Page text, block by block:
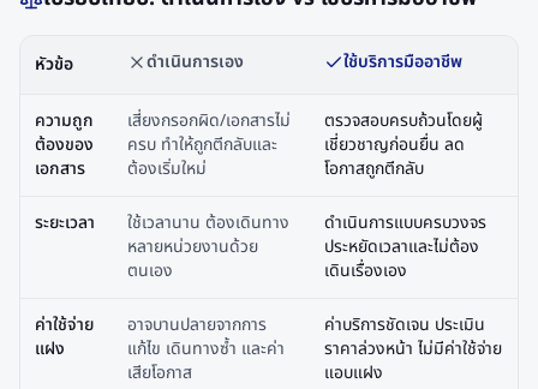
หัวข้อ ดำเนินการเอง ใช้บริการมืออาชีพ
ความถูก
ต้องของ
เอกสาร
เสี่ยงกรอกผิด/เอกสารไม่
ครบ ทำให้ถูกตีกลับและ
ต้องเริ่มใหม่
ตรวจสอบครบถ้วนโดยผู้
เชี่ยวชาญก่อนยื่น ลด
โอกาสถูกตีกลับ
ระยะเวลา
ใช้เวลานาน ต้องเดินทาง
หลายหน่วยงานด้วย
ตนเอง
ดำเนินการแบบครบวงจร
ประหยัดเวลาและไม่ต้อง
เดินเรื่องเอง
ค่าใช้จ่าย
แฝง
อาจบานปลายจากการ
แก้ไข เดินทางซ้ำ และค่า
เสียโอกาส
ค่าบริการชัดเจน ประเมิน
ราคาล่วงหน้า ไม่มีค่าใช้จ่าย
แอบแฝง